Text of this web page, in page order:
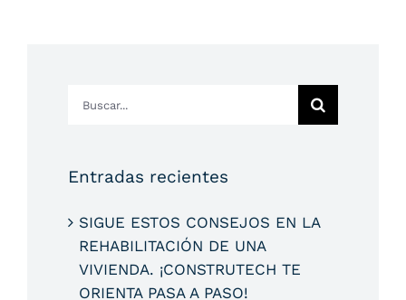
Entradas recientes
SIGUE ESTOS CONSEJOS EN LA
REHABILITACIÓN DE UNA
VIVIENDA. ¡CONSTRUTECH TE
ORIENTA PASA A PASO!